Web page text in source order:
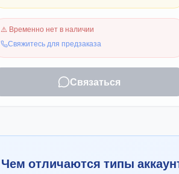
⚠️ Временно нет в наличии
Свяжитесь для предзаказа
Связаться
Чем отличаются типы